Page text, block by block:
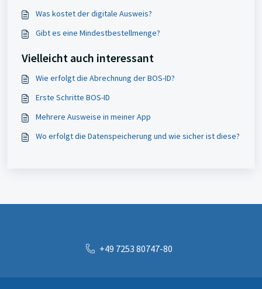
Was kostet der digitale Ausweis?
Gibt es eine Mindestbestellmenge?
Vielleicht auch interessant
Wie erfolgt die Abrechnung der BOS-ID?
Erste Schritte BOS-ID
Mehrere Ausweise in meiner App
Wo erfolgt die Datenspeicherung und wie sicher ist diese?
+49 7253 80747-80